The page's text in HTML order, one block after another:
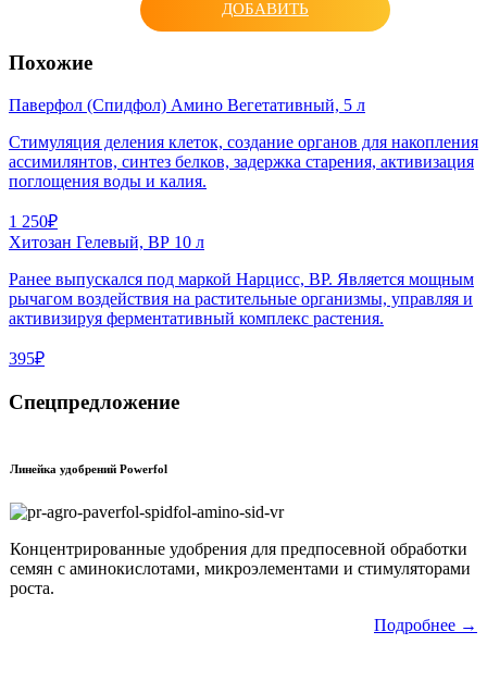
ДОБАВИТЬ
Похожие
Паверфол (Спидфол) Амино Вегетативный, 5 л
Стимуляция деления клеток, создание органов для накопления
ассимилянтов, синтез белков, задержка старения, активизация
поглощения воды и калия.
1 250₽
Хитозан Гелевый, ВР 10 л
Ранее выпускался под маркой Нарцисс, ВР. Является мощным
рычагом воздействия на растительные организмы, управляя и
активизируя ферментативный комплекс растения.
395₽
Спецпредложение
Линейка удобрений Powerfol
Концентрированные удобрения для предпосевной обработки
семян с аминокислотами, микроэлементами и стимуляторами
роста.
Подробнее →